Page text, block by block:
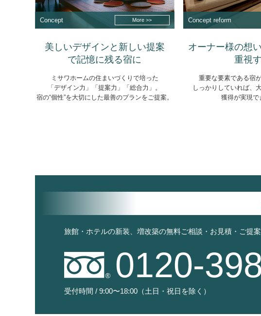
Concept More >>
美しいデザインと新しい提案
で記憶に残る宿に
ミサワホームの住まいづくりで培った
「デザイン力」「提案力」「総合力」。
宿の“個性”を大切にした最善のプランをご提案。
Concept reform
オーナー様の想
重視
重要な要素である宿
しっかりしていれば、
獲得が実現で
旅館・ホテルの新装、増改築の無料ご相談・お見積・ご提
0120-
受付時間 / 9:00〜18:00（土日・祝日を除く）